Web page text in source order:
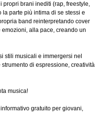
propri brani inediti (rap, freestyle,
parte più intima di se stessi e
band reinterpretando cover
alla pace, creando un
stili musicali e immergersi nel
di espressione, creatività
musica!
gratuito per giovani,